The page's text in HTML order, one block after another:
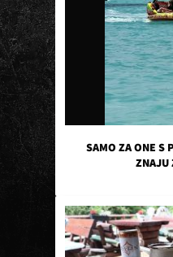
SAMO ZA ONE S
ZNAJU